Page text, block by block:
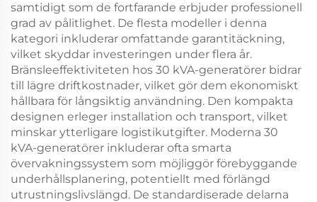
samtidigt som de fortfarande erbjuder professionell
grad av pålitlighet. De flesta modeller i denna
kategori inkluderar omfattande garantitäckning,
vilket skyddar investeringen under flera år.
Bränsleeffektiviteten hos 30 kVA-generatörer bidrar
till lägre driftkostnader, vilket gör dem ekonomiskt
hållbara för långsiktig användning. Den kompakta
designen erleger installation och transport, vilket
minskar ytterligare logistikutgifter. Moderna 30
kVA-generatörer inkluderar ofta smarta
övervakningssystem som möjliggör förebyggande
underhållsplanering, potentiellt med förlängd
utrustningslivslängd. De standardiserade delarna